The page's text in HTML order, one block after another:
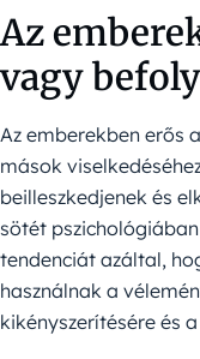
Az
vagy
Az emberekben erős
mások
beilleszkedjenek és
sötét
tendenciát azáltal,
használnak a
kikényszerítésére és